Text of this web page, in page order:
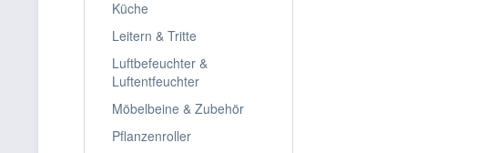
Küche
Leitern & Tritte
Luftbefeuchter &
Luftentfeuchter
Möbelbeine & Zubehör
Pflanzenroller